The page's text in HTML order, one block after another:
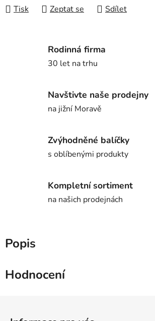
Tisk Zeptat se Sdílet
Rodinná firma
30 let na trhu
Navštivte naše prodejny
na jižní Moravě
Zvýhodněné balíčky
s oblíbenými produkty
Kompletní sortiment
na našich prodejnách
Popis
Hodnocení